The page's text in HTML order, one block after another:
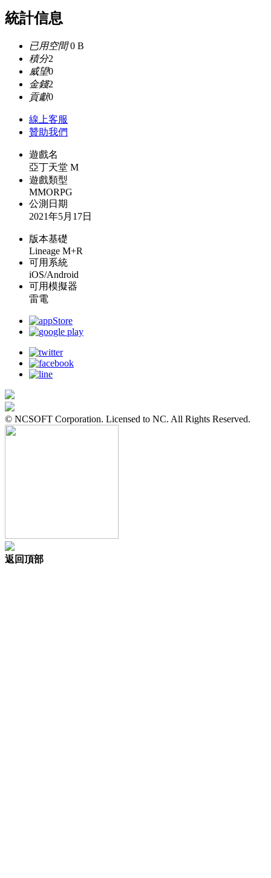
統計信息
已用空間0 B
積分2
威望0
金錢2
貢獻0
線上客服
贊助我們
遊戲名
亞丁天堂 M
遊戲類型
MMORPG
公測日期
2021年5月17日
版本基礎
Lineage M+R
可用系統
iOS/Android
可用模擬器
雷電
© NCSOFT Corporation. Licensed to NC. All Rights Reserved.
返回頂部